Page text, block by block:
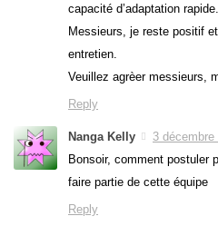
capacité d’adaptation rapide.
Messieurs, je reste positif
entretien.
Veuillez agrèer messieurs,
Reply
Nanga Kelly
3
Bonsoir, comment postuler
faire partie de cette équipe
Reply